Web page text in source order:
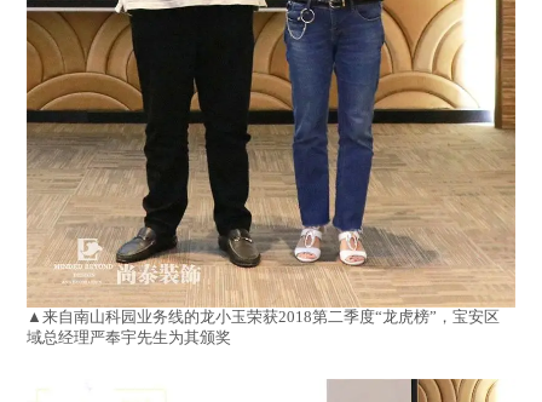
▲来自南山科园业务线的龙小玉荣获2018第二季度“龙虎榜”，宝安区
域总经理严奉宇先生为其颁奖